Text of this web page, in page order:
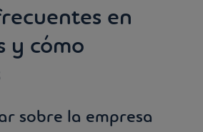
en
y cómo
sobre la empresa